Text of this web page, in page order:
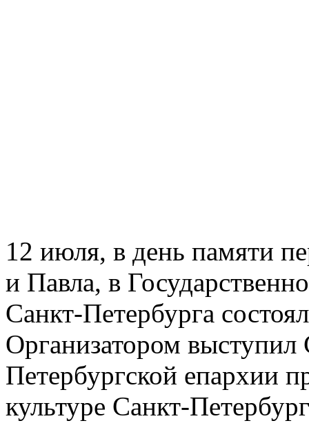
12 июля, в день памяти
и Павла, в
Санкт-Петербурга
Организатором выступил
Петербургской епархии
культуре Санкт-